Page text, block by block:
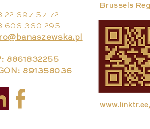
osoba uprawniona do
recept będzie
zamówić bezpłatne
leku SMSem?
22 697 57 72
606 360 295
8861832255
891358036
Brussels